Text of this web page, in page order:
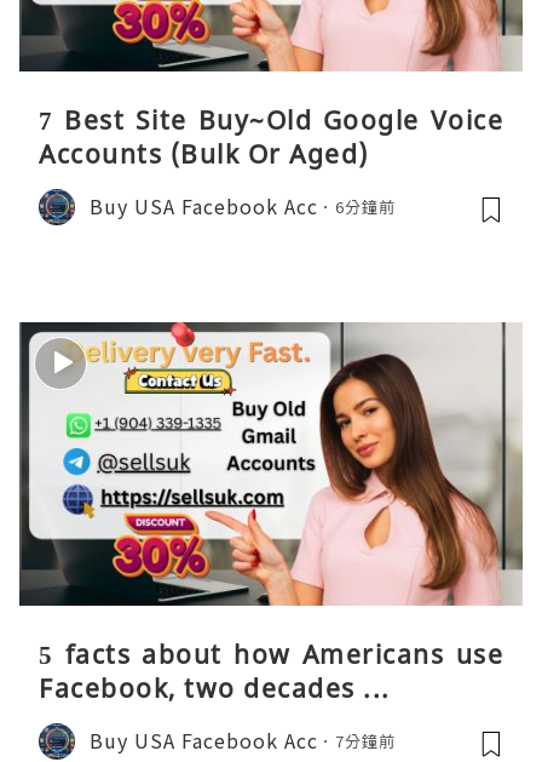
7 Best Site Buy~Old Google Voice
Accounts (Bulk Or Aged)
Buy USA Facebook Acc 6分鐘前
5 facts about how Americans use
Facebook, two decades ...
Buy USA Facebook Acc 7分鐘前